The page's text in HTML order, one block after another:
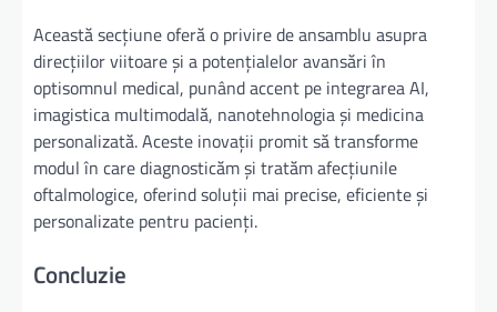
Această secțiune oferă o privire de ansamblu asupra
direcțiilor viitoare și a potențialelor avansări în
optisomnul medical, punând accent pe integrarea AI,
imagistica multimodală, nanotehnologia și medicina
personalizată. Aceste inovații promit să transforme
modul în care diagnosticăm și tratăm afecțiunile
oftalmologice, oferind soluții mai precise, eficiente și
personalizate pentru pacienți.
Concluzie